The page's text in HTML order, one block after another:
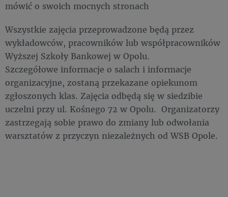
mówić o swoich mocnych stronach
Wszystkie zajęcia przeprowadzone będą przez
wykładowców, pracowników lub współpracowników
Wyższej Szkoły Bankowej w Opolu.
Szczegółowe informacje o salach i informacje
organizacyjne, zostaną przekazane opiekunom
zgłoszonych klas. Zajęcia odbędą się w siedzibie
uczelni przy ul. Kośnego 72 w Opolu. Organizatorzy
zastrzegają sobie prawo do zmiany lub odwołania
warsztatów z przyczyn niezależnych od WSB Opole.